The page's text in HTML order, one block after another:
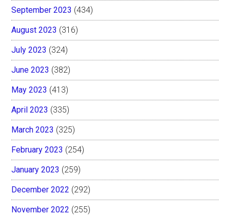
September 2023 (434)
August 2023 (316)
July 2023 (324)
June 2023 (382)
May 2023 (413)
April 2023 (335)
March 2023 (325)
February 2023 (254)
January 2023 (259)
December 2022 (292)
November 2022 (255)